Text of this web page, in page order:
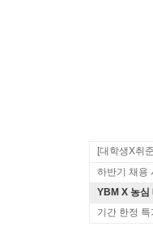
[대학생X취
하반기 채용
YBM X 농심
기간 한정 특